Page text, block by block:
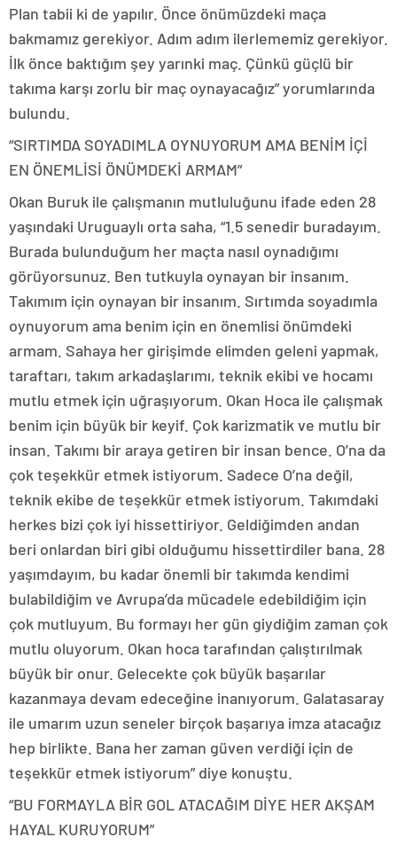
Plan tabii ki de yapılır. Önce önümüzdeki maça
bakmamız gerekiyor. Adım adım ilerlememiz gerekiyor.
İlk önce baktığım şey yarınki maç. Çünkü güçlü bir
takıma karşı zorlu bir maç oynayacağız” yorumlarında
bulundu.
“SIRTIMDA SOYADIMLA OYNUYORUM AMA BENİM İÇİ
EN ÖNEMLİSİ ÖNÜMDEKİ ARMAM”
Okan Buruk ile çalışmanın mutluluğunu ifade eden 28
yaşındaki Uruguaylı orta saha, “1.5 senedir buradayım.
Burada bulunduğum her maçta nasıl oynadığımı
görüyorsunuz. Ben tutkuyla oynayan bir insanım.
Takımım için oynayan bir insanım. Sırtımda soyadımla
oynuyorum ama benim için en önemlisi önümdeki
armam. Sahaya her girişimde elimden geleni yapmak,
taraftarı, takım arkadaşlarımı, teknik ekibi ve hocamı
mutlu etmek için uğraşıyorum. Okan Hoca ile çalışmak
benim için büyük bir keyif. Çok karizmatik ve mutlu bir
insan. Takımı bir araya getiren bir insan bence. O’na da
çok teşekkür etmek istiyorum. Sadece O’na değil,
teknik ekibe de teşekkür etmek istiyorum. Takımdaki
herkes bizi çok iyi hissettiriyor. Geldiğimden andan
beri onlardan biri gibi olduğumu hissettirdiler bana. 28
yaşımdayım, bu kadar önemli bir takımda kendimi
bulabildiğim ve Avrupa’da mücadele edebildiğim için
çok mutluyum. Bu formayı her gün giydiğim zaman çok
mutlu oluyorum. Okan hoca tarafından çalıştırılmak
büyük bir onur. Gelecekte çok büyük başarılar
kazanmaya devam edeceğine inanıyorum. Galatasaray
ile umarım uzun seneler birçok başarıya imza atacağız
hep birlikte. Bana her zaman güven verdiği için de
teşekkür etmek istiyorum” diye konuştu.
“BU FORMAYLA BİR GOL ATACAĞIM DİYE HER AKŞAM
HAYAL KURUYORUM”